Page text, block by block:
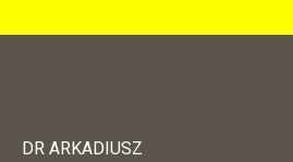
DR ARKADIUSZ